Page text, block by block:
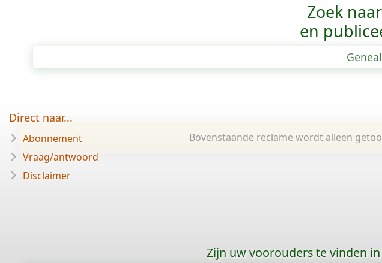
Zoek
en
Bovenstaande reclame wordt alleen
Direct naar...
Abonnement
Vraag/antwoord
Disclaimer
Zijn uw voorouders te vinden